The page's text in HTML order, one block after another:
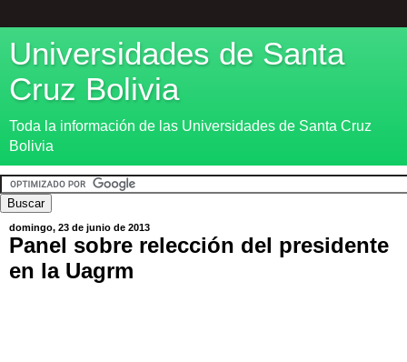
Universidades de Santa
Cruz Bolivia
Toda la información de las Universidades de Santa Cruz
Bolivia
domingo, 23 de junio de 2013
Panel sobre relección del presidente
en la Uagrm